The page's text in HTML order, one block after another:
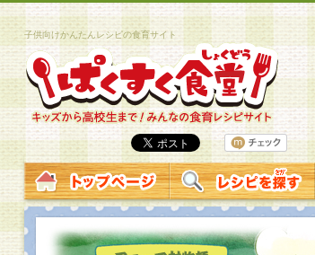
子供向けかんたんレシピの食育サイト